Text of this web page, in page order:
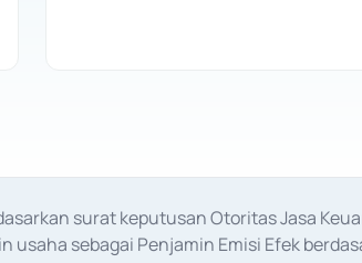
surat keputusan Otoritas Jasa
usaha sebagai Penjamin Emisi Efek